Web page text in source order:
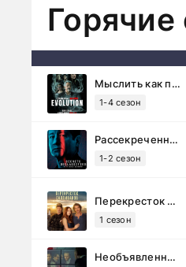
Мыслить как преступник: Эволюция (2022)
1-4 сезон
Рассекреченные тайны с Дэвидом Духовны (2025)
1-2 сезон
Перекресток Салливанов (2023)
1 сезон
Необъявленная война (2022)